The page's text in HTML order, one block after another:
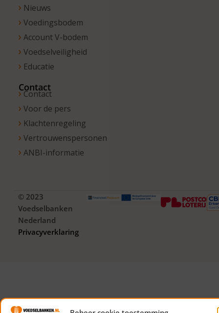
Nieuws
Voedingsbodem
Account V-bodem
Voedselveiligheid
Educatie
Contact
Contact
Voor de pers
Klachtenregeling
Vertrouwenspersonen
ANBI-informatie
© 2023
Voedselbanken
Nederland
Privacyverklaring